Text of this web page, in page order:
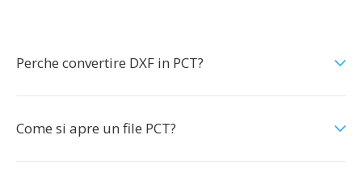
Perche convertire DXF in PCT?
Come si apre un file PCT?